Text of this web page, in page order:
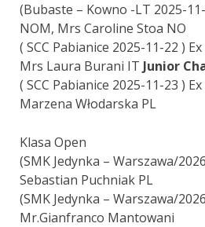
(Bubaste – Kowno -LT 2025-11-
NOM, Mrs Caroline Stoa NO
( SCC Pabianice 2025-11-22 ) Ex
Mrs Laura Burani IT Junior
( SCC Pabianice 2025-11-23 ) Ex
Marzena Włodarska PL
Klasa Open
(SMK Jedynka – Warszawa/
Sebastian Puchniak PL
(SMK Jedynka – Warszawa/
Mr.Gianfranco Mantowani